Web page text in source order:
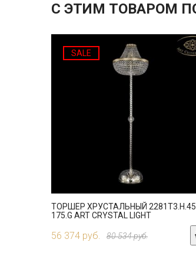
С ЭТИМ ТОВАРОМ
SALE
ТОРШЕР ХРУСТАЛЬНЫЙ
175.G ART CRYSTAL LIGHT
56 374 руб. 80 534 руб.